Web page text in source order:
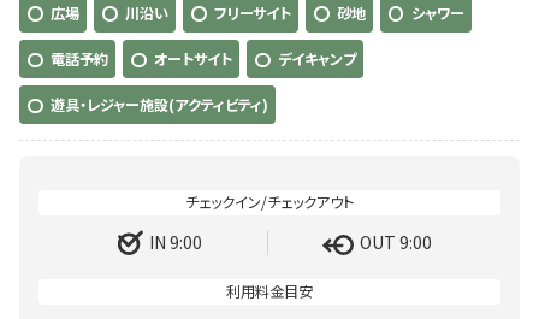
広場 川沿い フリーサイト 砂地 シャワー
電話予約 オートサイト デイキャンプ
遊具・レジャー施設(アクティビティ)
IN 9:00 OUT 9:00